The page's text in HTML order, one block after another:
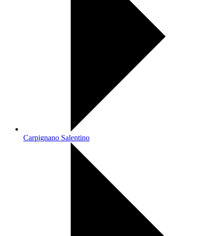
Carpignano Salentino